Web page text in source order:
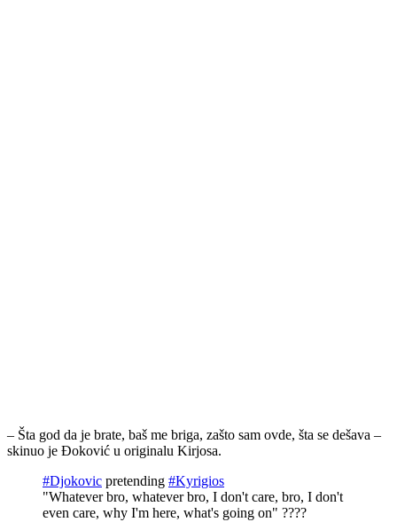
– Šta god da je brate, baš me briga, zašto sam ovde, šta se dešava –
skinuo je Đoković u originalu Kirjosa.
#Djokovic pretending #Kyrigios
"Whatever bro, whatever bro, I don't care, bro, I don't
even care, why I'm here, what's going on" ????